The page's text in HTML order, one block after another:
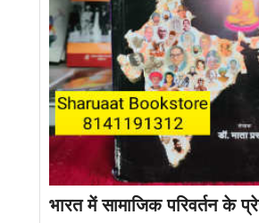
भारत में सामाजिक परिवर्तन के